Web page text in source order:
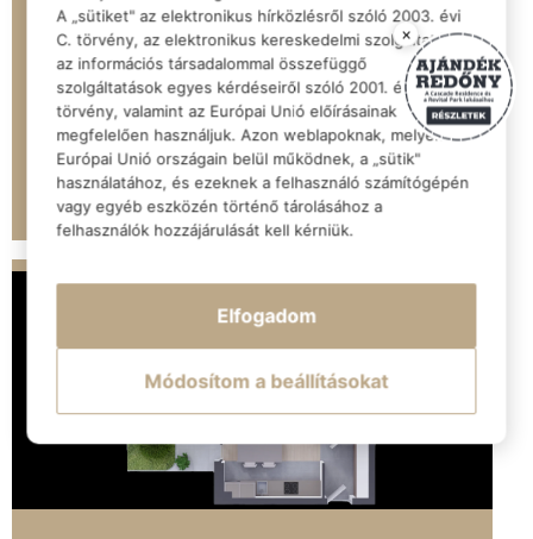
Szobák Méret (m2)
55.22 m²
Emelet
földszint
77,990,000 Ft
TUDJ MEG TÖBBET
×
A „sütiket" az elektronikus hírközlésről szóló 2003. évi
C. törvény, az elektronikus kereskedelmi szolgáltatások,
az információs társadalommal összefüggő
szolgáltatások egyes kérdéseiről szóló 2001. évi CVIII.
törvény, valamint az Európai Unió előírásainak
megfelelően használjuk. Azon weblapoknak, melyek az
Európai Unió országain belül működnek, a „sütik"
használatához, és ezeknek a felhasználó számítógépén
vagy egyéb eszközén történő tárolásához a
felhasználók hozzájárulását kell kérniük.
Elfogadom
Módosítom a beállításokat